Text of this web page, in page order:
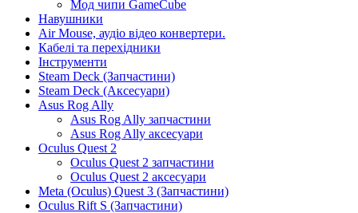
Мод чипи GameCube
Навушники
Air Mouse, аудіо відео конвертери.
Кабелі та перехідники
Інструменти
Steam Deck (Запчастини)
Steam Deck (Аксесуари)
Asus Rog Ally
Asus Rog Ally запчастини
Asus Rog Ally аксесуари
Oculus Quest 2
Oculus Quest 2 запчастини
Oculus Quest 2 аксесуари
Meta (Oculus) Quest 3 (Запчастини)
Oculus Rift S (Запчастини)